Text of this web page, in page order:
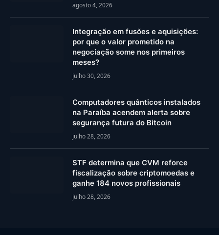
agosto 4, 2026
Integração em fusões e aquisições:
por que o valor prometido na
negociação some nos primeiros
meses?
julho 30, 2026
Computadores quânticos instalados
na Paraíba acendem alerta sobre
segurança futura do Bitcoin
julho 28, 2026
STF determina que CVM reforce
fiscalização sobre criptomoedas e
ganhe 184 novos profissionais
julho 28, 2026